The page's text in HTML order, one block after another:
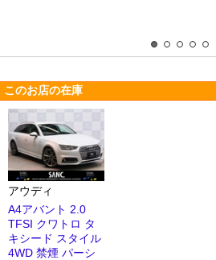
このお店の在庫
アウディ
A4アバント 2.0
TFSI クワトロ タ
キシード スタイル
4WD 禁煙 パーシ